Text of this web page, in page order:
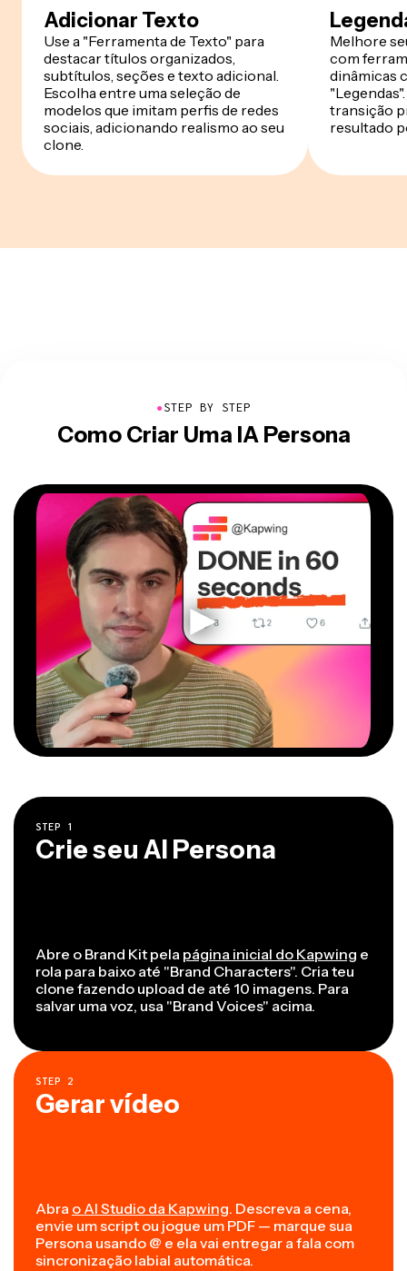
Adicionar Texto
Use a "Ferramenta de Texto" para
destacar títulos organizados,
subtítulos, seções e texto adicional.
Escolha entre uma seleção de
modelos que imitam perfis de redes
sociais, adicionando realismo ao seu
clone.
Melhore
com
dinâmicas
transição
resultado
●STEP BY STEP
Como Criar Uma IA Persona
STEP 1
Crie seu AI Persona
Abre o Brand Kit pela página inicial do Kapwing e
rola para baixo até "Brand Characters". Cria teu
clone fazendo upload de até 10 imagens. Para
salvar uma voz, usa "Brand Voices" acima.
STEP 2
Gerar vídeo
Abra o AI Studio da Kapwing. Descreva a cena,
envie um script ou jogue um PDF — marque sua
Persona usando @ e ela vai entregar a fala com
sincronização labial automática.